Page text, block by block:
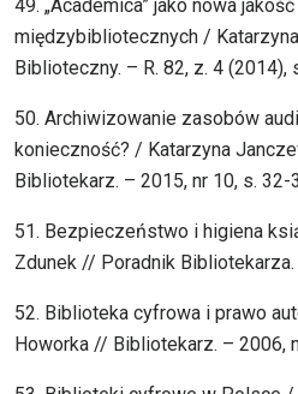
49. „Academica” jako nowa
międzybibliotecznych /
Biblioteczny. – R. 82, z. 4 (2014),
50. Archiwizowanie zasobów
konieczność? / Katarzyna
Bibliotekarz. – 2015, nr 10, s. 32-
51. Bezpieczeństwo i higiena
Zdunek // Poradnik
52. Biblioteka cyfrowa i prawo
Howorka // Bibliotekarz. – 2006,